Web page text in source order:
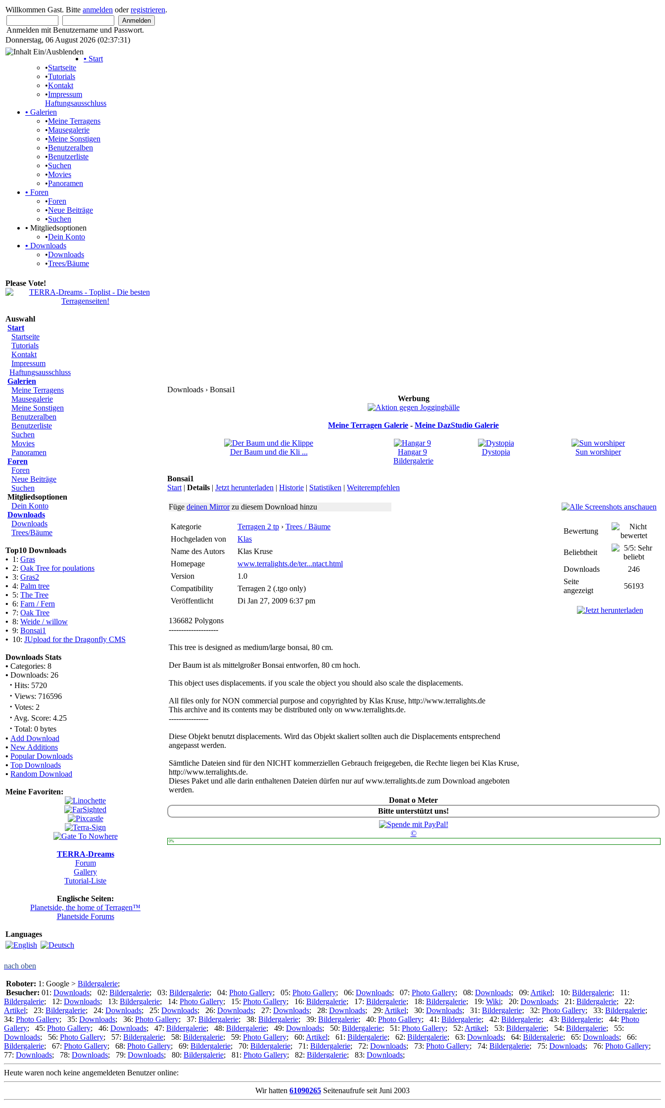
Willkommen Gast. Bitte anmelden oderregistrieren.
Anmelden mit Benutzername und Passwort.
Donnerstag, 06 August 2026 (02:37:31)
• Start
•Startseite
•Tutorials
•Kontakt
•Impressum
Haftungsausschluss
• Galerien
•Meine Terragens
•Mausegalerie
•Meine Sonstigen
•Benutzeralben
•Benutzerliste
•Suchen
•Movies
•Panoramen
• Foren
•Foren
•Neue Beiträge
•Suchen
• Mitgliedsoptionen
•Dein Konto
• Downloads
•Downloads
•Trees/Bäume
Please Vote!
Auswahl
Start
Startseite
Tutorials
Kontakt
Impressum
Haftungsausschluss
Galerien
Meine Terragens
Mausegalerie
Meine Sonstigen
Benutzeralben
Benutzerliste
Suchen
Movies
Panoramen
Foren
Foren
Neue Beiträge
Suchen
Mitgliedsoptionen
Dein Konto
Downloads
Downloads
Trees/Bäume
Top10 Downloads
• 1: Gras
• 2: Oak Tree for poulations
• 3: Gras2
• 4: Palm tree
• 5: The Tree
• 6: Farn / Fern
• 7: Oak Tree
• 8: Weide / willow
• 9: Bonsai1
• 10: JUpload for the Dragonfly CMS
Downloads Stats
• Categories: 8
• Downloads: 26
· Hits: 5720
· Views: 716596
· Votes: 2
· Avg. Score: 4.25
· Total: 0 bytes
• Add Download
• New Additions
• Popular Downloads
• Top Downloads
• Random Download
Meine Favoriten:
TERRA-Dreams
Forum
Gallery
Tutorial-Liste
Englische Seiten:
Planetside, the home of Terragen™
Planetside Forums
Languages
Downloads › Bonsai1
Werbung
Meine Terragen Galerie - Meine DazStudio Galerie
Der Baum und die Kli ... Hangar 9 Dystopia
Sun worshiper
Bildergalerie
Bonsai1
Start | Details | Jetzt herunterladen | Historie | Statistiken | Weiterempfehlen
Füge deinen Mirrorzu diesem Download hinzu
Kategorie Terragen 2 tp › Trees / Bäume
Hochgeladen von
Klas
Name des Autors
Klas Kruse
Homepage
www.terralights.de/ter...ntact.html
Version
1.0
Compatibility
Terragen 2 (.tgo only)
Veröffentlicht
Di Jan 27, 2009 6:37 pm
136682 Polygons
--------------------
This tree is designed as medium/large bonsai, 80 cm.
Der Baum ist als mittelgroßer Bonsai entworfen, 80 cm hoch.
This object uses displacements. if you scale the object you should also scale the displacements.
All files only for NON commercial purpose and copyrighted by Klas Kruse, http://www.terralights.de
This archive and its contents may be distributed only on www.terralights.de.
----------------
Diese Objekt benutzt displacements. Wird das Objekt skaliert sollten auch die Displacements entsprechend
angepasst werden.
Sämtliche Dateien sind für den NICHT kommerziellen Gebrauch freigegeben, die Rechte liegen bei Klas Kruse,
http://www.terralights.de.
Dieses Paket und alle darin enthaltenen Dateien dürfen nur auf www.terralights.de zum Download angeboten
werden.
Bewertung
Beliebtheit
Downloads
246
Seite
angezeigt
56193
Donat o Meter
Bitte unterstützt uns!
©
0%
nach oben
Roboter: 1: Google > Bildergalerie;
Besucher: 01: Downloads; 02: Bildergalerie; 03: Bildergalerie; 04: Photo Gallery; 05: Photo Gallery; 06: Downloads; 07: Photo Gallery; 08: Downloads; 09: Artikel; 10: Bildergalerie; 11:
Bildergalerie; 12: Downloads; 13: Bildergalerie; 14: Photo Gallery; 15: Photo Gallery; 16: Bildergalerie; 17: Bildergalerie; 18: Bildergalerie; 19: Wiki; 20: Downloads; 21: Bildergalerie; 22:
Artikel; 23: Bildergalerie; 24: Downloads; 25: Downloads; 26: Downloads; 27: Downloads; 28: Downloads; 29: Artikel; 30: Downloads; 31: Bildergalerie; 32: Photo Gallery; 33: Bildergalerie;
34: Photo Gallery; 35: Downloads; 36: Photo Gallery; 37: Bildergalerie; 38: Bildergalerie; 39: Bildergalerie; 40: Photo Gallery; 41: Bildergalerie; 42: Bildergalerie; 43: Bildergalerie; 44: Photo
Gallery; 45: Photo Gallery; 46: Downloads; 47: Bildergalerie; 48: Bildergalerie; 49: Downloads; 50: Bildergalerie; 51: Photo Gallery; 52: Artikel; 53: Bildergalerie; 54: Bildergalerie; 55:
Downloads; 56: Photo Gallery; 57: Bildergalerie; 58: Bildergalerie; 59: Photo Gallery; 60: Artikel; 61: Bildergalerie; 62: Bildergalerie; 63: Downloads; 64: Bildergalerie; 65: Downloads; 66:
Bildergalerie; 67: Photo Gallery; 68: Photo Gallery; 69: Bildergalerie; 70: Bildergalerie; 71: Bildergalerie; 72: Downloads; 73: Photo Gallery; 74: Bildergalerie; 75: Downloads; 76: Photo Gallery;
77: Downloads; 78: Downloads; 79: Downloads; 80: Bildergalerie; 81: Photo Gallery; 82: Bildergalerie; 83: Downloads;
Heute waren noch keine angemeldeten Benutzer online:
Wir hatten 61090265 Seitenaufrufe seit Juni 2003